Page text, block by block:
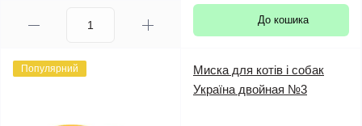
До кошика
Популярний
Миска для котів і собак
Україна двойная №3